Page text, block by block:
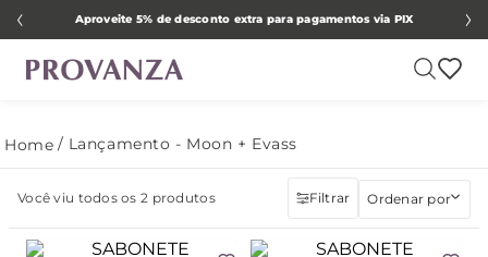
Aproveite 5% de desconto extra para pagamentos via PIX
Lançamento - Moon + Evass
Você viu todos os2 produtos Filtrar Ordenar por